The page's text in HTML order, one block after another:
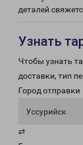
деталей
Узнать
Чтобы узнать
доставки, тип
Город отправки
Уссурийск
⇄